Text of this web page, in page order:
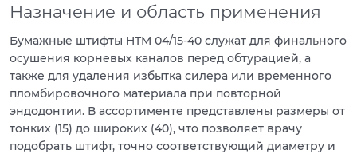
Назначение и область применения
Бумажные штифты HTM 04/15-40 служат для финального
осушения корневых каналов перед обтурацией, а
также для удаления избытка силера или временного
пломбировочного материала при повторной
эндодонтии. В ассортименте представлены размеры от
тонких (15) до широких (40), что позволяет врачу
подобрать штифт, точно соответствующий диаметру и